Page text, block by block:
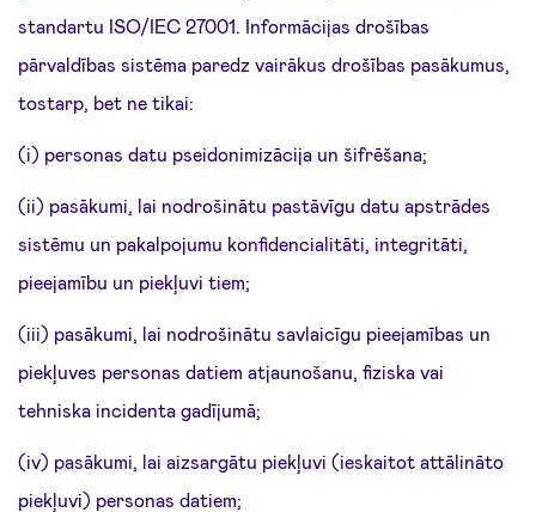
standartu ISO/IEC 27001. Informācijas drošības
pārvaldības sistēma paredz vairākus drošības pasākumus,
tostarp, bet ne tikai:
(i) personas datu pseidonimizācija un šifrēšana;
(ii) pasākumi, lai nodrošinātu pastāvīgu datu apstrādes
sistēmu un pakalpojumu konfidencialitāti, integritāti,
pieejamību un piekļuvi tiem;
(iii) pasākumi, lai nodrošinātu savlaicīgu pieejamības un
piekļuves personas datiem atjaunošanu, fiziska vai
tehniska incidenta gadījumā;
(iv) pasākumi, lai aizsargātu piekļuvi (ieskaitot attālināto
piekļuvi) personas datiem;